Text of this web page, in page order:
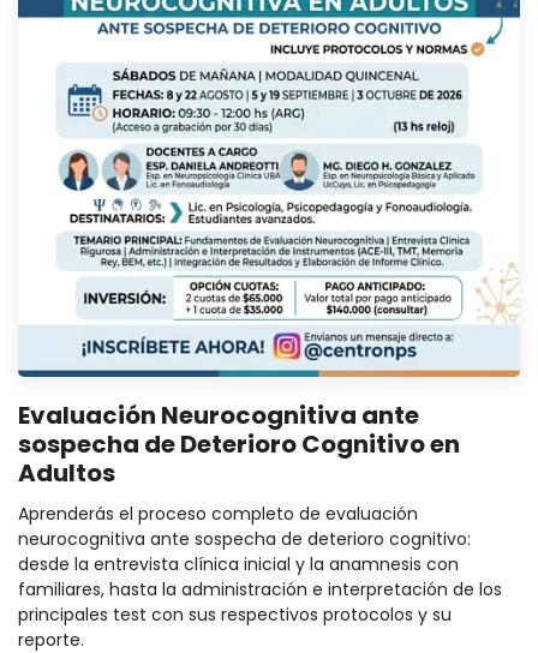
Evaluación Neurocognitiva ante
sospecha de Deterioro Cognitivo en
Adultos
Aprenderás el proceso completo de evaluación
neurocognitiva ante sospecha de deterioro cognitivo:
desde la entrevista clínica inicial y la anamnesis con
familiares, hasta la administración e interpretación de los
principales test con sus respectivos protocolos y su
reporte.